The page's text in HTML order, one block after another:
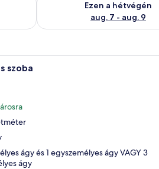
Ezen a hétvégén
aug. 7 - aug. 9
két párnával, egy éjjeliszekrény egy
Egy szállodai szoba két
szoba
ágy és 1 egyszemélyes ágy VAGY 3
ágy